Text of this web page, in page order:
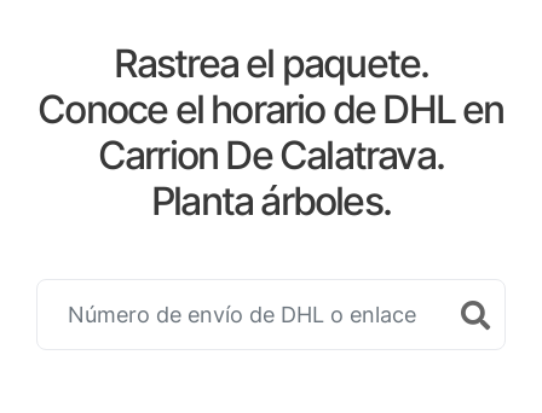
Rastrea el paquete.
Conoce el horario de DHL en
Carrion De Calatrava.
Planta árboles.